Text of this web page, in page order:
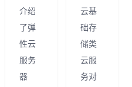
介绍
了弹
性云
服务
器
云基
础存
储类
云服
务对